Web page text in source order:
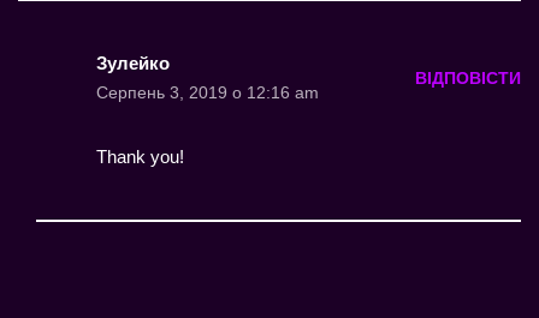
Зулейко
Серпень 3, 2019 о 12:16 am
ВІДПОВІСТИ
Thank you!